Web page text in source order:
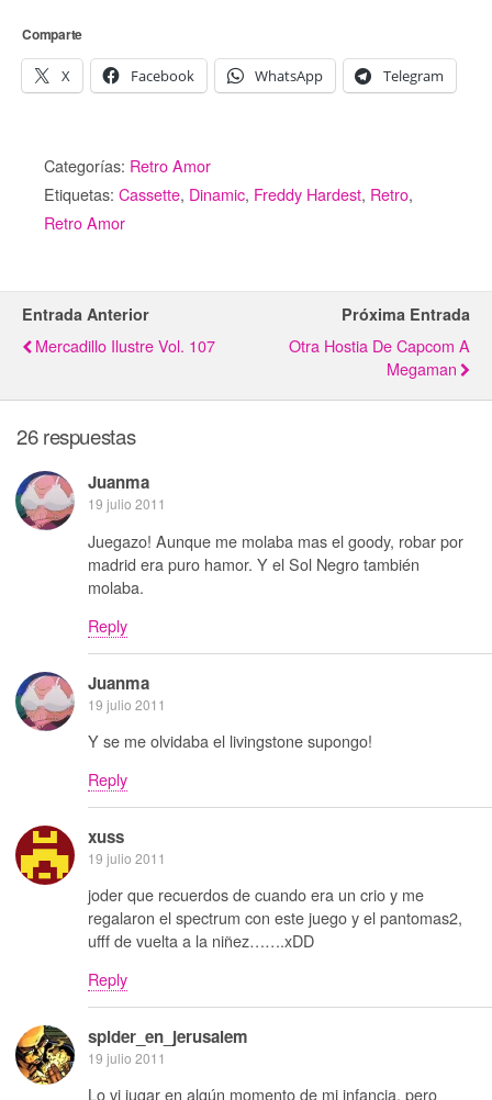
Comparte
X Facebook WhatsApp Telegram
Categorías: Retro Amor
Etiquetas: Cassette, Dinamic, Freddy Hardest, Retro,
Retro Amor
Entrada Anterior
Mercadillo Ilustre Vol. 107
Próxima Entrada
Otra Hostia De Capcom A
Megaman
26 respuestas
Juanma
19 julio 2011
Juegazo! Aunque me molaba mas el goody, robar por
madrid era puro hamor. Y el Sol Negro también
molaba.
Reply
Juanma
19 julio 2011
Y se me olvidaba el livingstone supongo!
Reply
xuss
19 julio 2011
joder que recuerdos de cuando era un crio y me
regalaron el spectrum con este juego y el pantomas2,
ufff de vuelta a la niñez…….xDD
Reply
spider_en_jerusalem
19 julio 2011
Lo vi jugar en algún momento de mi infancia, pero